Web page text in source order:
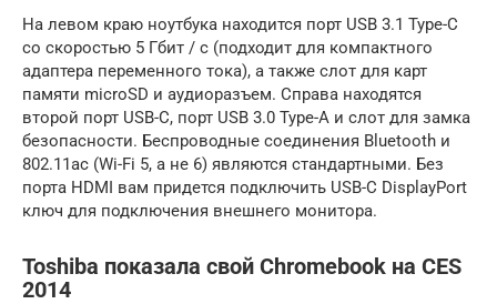
На левом краю ноутбука находится порт USB 3.1 Type-C
со скоростью 5 Гбит / с (подходит для компактного
адаптера переменного тока), а также слот для карт
памяти microSD и аудиоразъем. Справа находятся
второй порт USB-C, порт USB 3.0 Type-A и слот для замка
безопасности. Беспроводные соединения Bluetooth и
802.11ac (Wi-Fi 5, а не 6) являются стандартными. Без
порта HDMI вам придется подключить USB-C DisplayPort
ключ для подключения внешнего монитора.
Toshiba показала свой Chromebook на CES
2014